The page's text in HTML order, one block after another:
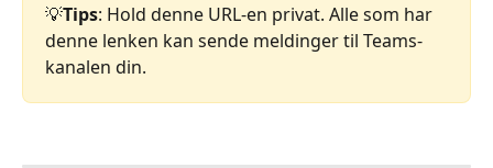
💡Tips: Hold denne URL-en privat. Alle som har
denne lenken kan sende meldinger til Teams-
kanalen din.